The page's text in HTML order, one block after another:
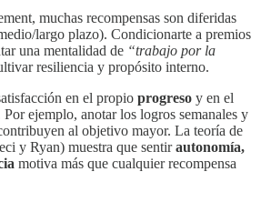
muchas recompensas son diferidas
largo plazo). Condicionarte a premios
una mentalidad de “trabajo por la
resiliencia y propósito interno.
en el propio progreso y en el
Por ejemplo, anotar los logros semanales y
al objetivo mayor. La teoría de
y Ryan) muestra que sentirautonomía,
motiva más que cualquier recompensa